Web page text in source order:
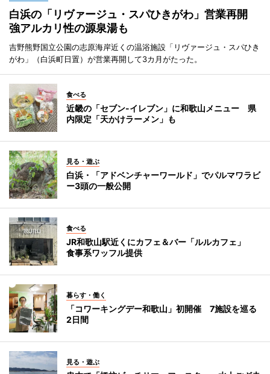
白浜の「リヴァージュ・スパひきがわ」営業再開
強アルカリ性の源泉湯も
吉野熊野国立公園の志原海岸近くの温浴施設「リヴァージュ・スパひき
がわ」（白浜町日置）が営業再開して3カ月がたった。
食べる
近畿の「セブン-イレブン」に和歌山メニュー 県
内限定「天かけラーメン」も
見る・遊ぶ
白浜・「アドベンチャーワールド」でパルマワラビ
ー3頭の一般公開
食べる
JR和歌山駅近くにカフェ＆バー「ルルカフェ」
食事系ワッフル提供
暮らす・働く
「コワーキングデー和歌山」初開催 7施設を巡る
2日間
見る・遊ぶ